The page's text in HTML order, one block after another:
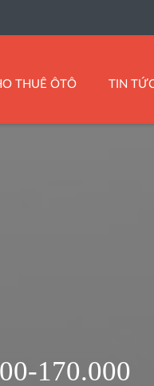
THUÊ ÔTÔ TIN
170.000